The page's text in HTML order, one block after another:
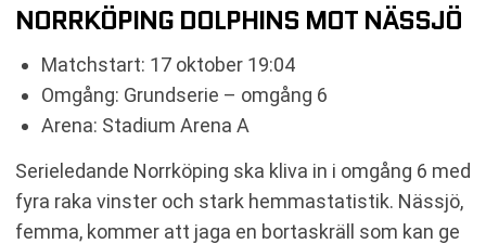
NORRKÖPING DOLPHINS MOT NÄSSJÖ
Matchstart: 17 oktober 19:04
Omgång: Grundserie – omgång 6
Arena: Stadium Arena A
Serieledande Norrköping ska kliva in i omgång 6 med
fyra raka vinster och stark hemmastatistik. Nässjö,
femma, kommer att jaga en bortaskräll som kan ge